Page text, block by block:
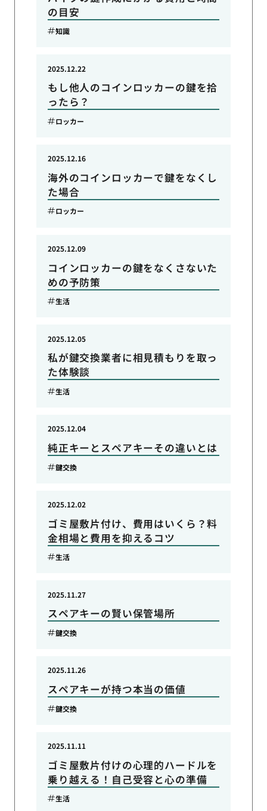
の目安
知識
もし他人のコインロッカーの鍵を拾
ったら？
2025.12.22
ロッカー
海外のコインロッカーで鍵をなくし
た場合
2025.12.16
ロッカー
コインロッカーの鍵をなくさないた
めの予防策
2025.12.09
生活
私が鍵交換業者に相見積もりを取っ
た体験談
2025.12.05
生活
純正キーとスペアキーその違いとは
2025.12.04
鍵交換
ゴミ屋敷片付け、費用はいくら？料
金相場と費用を抑えるコツ
2025.12.02
生活
スペアキーの賢い保管場所
2025.11.27
鍵交換
スペアキーが持つ本当の価値
2025.11.26
鍵交換
ゴミ屋敷片付けの心理的ハードルを
乗り越える！自己受容と心の準備
2025.11.11
生活